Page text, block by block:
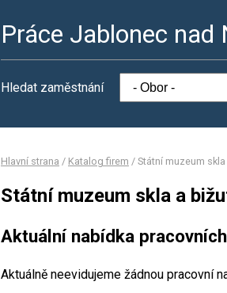
Práce Jablonec nad
Hledat zaměstnání
Hlavní strana / Katalog firem / Státní muzeum
Státní muzeum skla a
Aktuální nabídka
Aktuálně neevidujeme žádnou pracovní